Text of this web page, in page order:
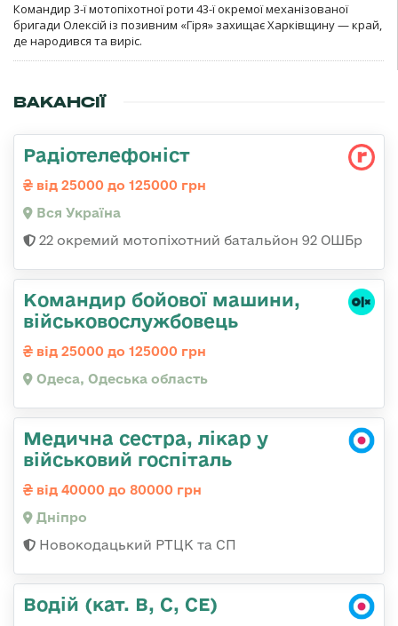
Командир 3-ї мотопіхотної роти 43-ї окремої механізованої
бригади Олексій із позивним «Гіря» захищає Харківщину — край,
де народився та виріс.
ВАКАНСІЇ
Радіотелефоніст
від 25000 до 125000 грн
Вся Україна
22 окремий мотопіхотний батальйон 92 ОШБр
Командиp бойової машини,
військовослужбовець
від 25000 до 125000 грн
Одеса, Одеська область
Медична сестра, лікар у
військовий госпіталь
від 40000 до 80000 грн
Дніпро
Новокодацький РТЦК та СП
Водій (кат. B, C, CE)